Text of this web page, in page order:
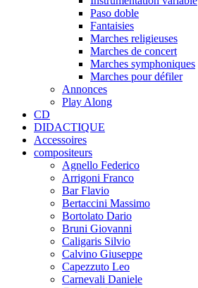
Paso doble
Fantaisies
Marches religieuses
Marches de concert
Marches symphoniques
Marches pour défiler
Annonces
Play Along
CD
DIDACTIQUE
Accessoires
compositeurs
Agnello Federico
Arrigoni Franco
Bar Flavio
Bertaccini Massimo
Bortolato Dario
Bruni Giovanni
Caligaris Silvio
Calvino Giuseppe
Capezzuto Leo
Carnevali Daniele